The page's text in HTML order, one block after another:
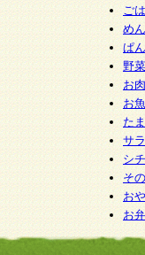
ご
めん
ぱん
野
お
お
た
サ
シ
そ
お
お